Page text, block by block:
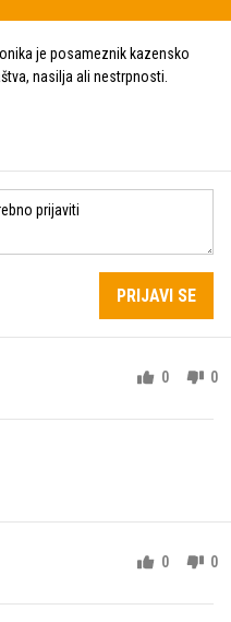
je posameznik kazensko
nasilja ali nestrpnosti.
PRIJAVI SE
0 0
0 0